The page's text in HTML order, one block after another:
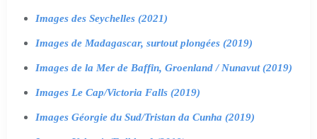
Images des Seychelles (2021)
Images de Madagascar, surtout plongées (2019)
Images de la Mer de Baffin, Groenland / Nunavut (2019)
Images Le Cap/Victoria Falls (2019)
Images Géorgie du Sud/Tristan da Cunha (2019)